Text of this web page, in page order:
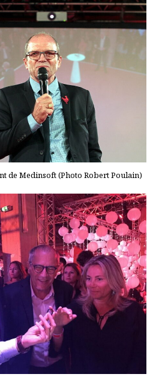
de Medinsoft (Photo Robert Poulain)